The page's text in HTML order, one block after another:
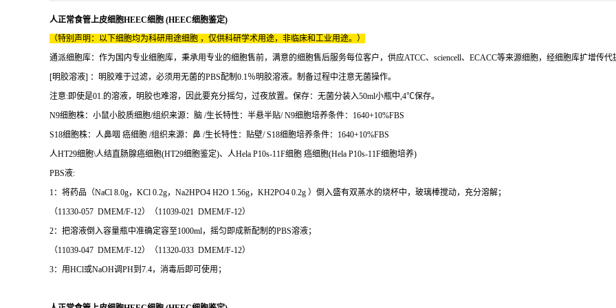
人正常食管上皮细胞HEEC细胞 (HEEC细胞鉴定)
（特别声明：以下细胞均为科研用途细胞 ，仅供科研学术用途，非临床和工业用途。）
通派细胞库：作为国内专业细胞库，秉承用专业的细胞售前，满意的细胞售后服务每位客户，供应ATCC、sciencell、ECACC等来源细胞，经细胞库扩增传代
[明胶溶液] ：明胶难于过滤，必须用无菌的PBS配制0.1％明胶溶液。制备过程中注意无菌操作。
注意:即使是01.的溶液，明胶也难溶，因此要充分摇匀，过夜放置。保存：无菌分装入50ml小瓶中,4℃保存。
N9细胞株：小鼠小胶质细胞/组织来源：脑 /生长特性：半悬半贴/ N9细胞培养条件：1640+10%FBS
S18细胞株：人鼻咽 癌细胞 /组织来源：鼻 /生长特性：贴壁/ S18细胞培养条件：1640+10%FBS
人HT29细胞\人结直肠腺癌细胞(HT29细胞鉴定)、人Hela P10s-11F细胞 癌细胞(Hela P10s-11F细胞培养)
PBS液:
1：将药品（NaCl 8.0g，KCl 0.2g，Na2HPO4 H2O 1.56g，KH2PO4 0.2g ）倒入盛有双蒸水的烧杯中，玻璃棒搅动，充分溶解；
（11330-057 DMEM/F-12）（11039-021 DMEM/F-12）
2：把溶液倒入容量瓶中准确定容至1000ml，摇匀即成新配制的PBS溶液；
（11039-047 DMEM/F-12）（11320-033 DMEM/F-12）
3：用HCl或NaOH调PH到7.4，消毒后即可使用；